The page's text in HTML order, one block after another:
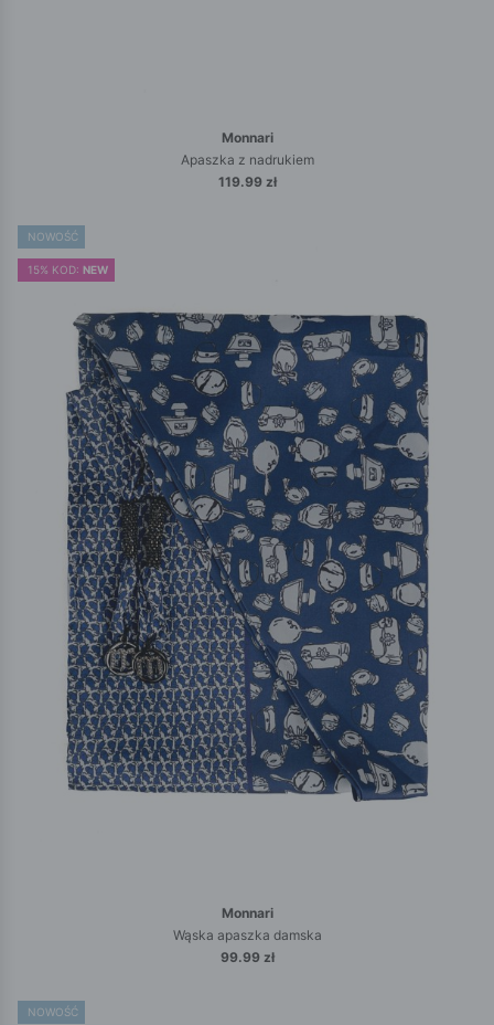
Monnari
Apaszka z nadrukiem
119.99 zł
NOWOŚĆ
15% KOD: NEW
Monnari
Wąska apaszka damska
99.99 zł
NOWOŚĆ